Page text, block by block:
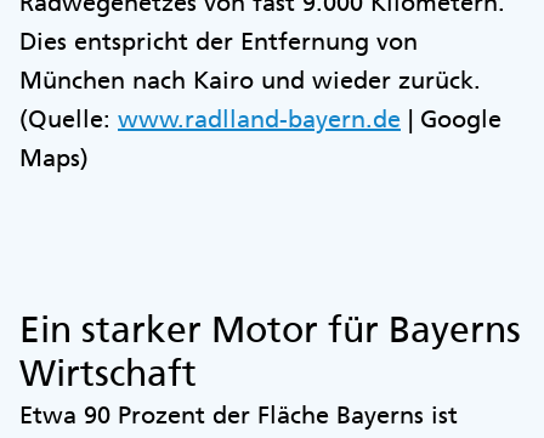
Dies entspricht der Entfernung von
München nach Kairo und wieder zurück.
(Quelle: www.radlland-bayern.de | Google
Maps)
Ein starker Motor für Bayerns
Wirtschaft
Etwa 90 Prozent der Fläche Bayerns ist